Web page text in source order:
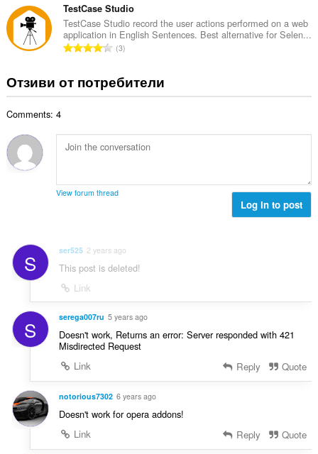
к
и
:
о
ц
е
н
и
:
щ
б
р
о
о
ц
к
и
TestCase Studio
TestCase Studio record the user actions performed on a web
application in English Sentences. Best alternative for Selen...
О
щ
б
й
о
н
3
Отзиви от потребители
Comments: 4
View forum thread
Log in to post
S ser525 2 years ago
This post is deleted!
Link
S serega007ru 5 years ago
Doesn't work, Returns an error: Server responded with 421
Misdirected Request
Link
Reply Quote
notorious7302 6 years ago
Doesn't work for opera addons!
Link
Reply Quote